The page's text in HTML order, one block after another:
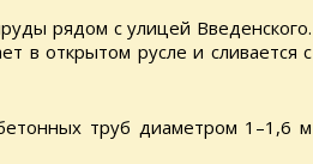
рядом с улицей Введенского.
в открытом русле и сливается с
труб диаметром 1–1,6 м